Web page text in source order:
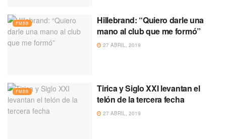
FMBB
Hillebrand: “Quiero darle una
mano al club que me formó”
27 ABRIL, 2019
FMBB
Tirica y Siglo XXI levantan el
telón de la tercera fecha
27 ABRIL, 2019